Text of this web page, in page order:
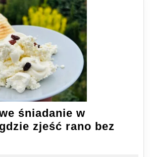
śniadanie w
zjeść rano bez